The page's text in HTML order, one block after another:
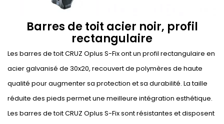
Barres de toit acier noir, profil
rectangulaire
Les barres de toit CRUZ Oplus S-Fix ont un profil rectangulaire en
acier galvanisé de 30x20, recouvert de polymères de haute
qualité pour augmenter sa protection et sa durabilité. La taille
réduite des pieds permet une meilleure intégration esthétique.
Les barres de toit CRUZ Oplus S-Fix sont résistantes et disposent